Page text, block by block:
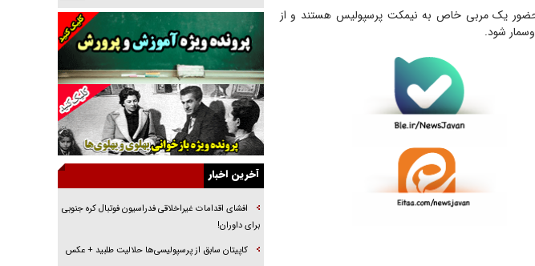
یک مربی خاص به نیمکت پرسپولیس هستند و از
شود.
خرید قسطی اولش خنده و آخرش گریه است!
فوتبال و آن «بالا»!
راهبرد غافلگیری با نسل جدید پهپاد‌ها
جنجال پزشکان تقلبی در صنعت زیبایی
یهودی‌ها در ادبیات داستانی اروپا؛ از شکسپیر تا
دیکنز
گفت‌وگو با خواهر یکی از شهدای جنگ رمضان/
خواهرم فرمانده جهادی و اهل خدمت بی‌منت بود
بگنجد!
برابر یورش به پاسگاه‌های پلیس
آخرین اخبار
افشای اقدامات غیراخلاقی فدراسیون فوتبال کره جنوبی
برای داوران!
کاپیتان سابق از پرسپولیسی‌ها حلالیت طلبید + عکس